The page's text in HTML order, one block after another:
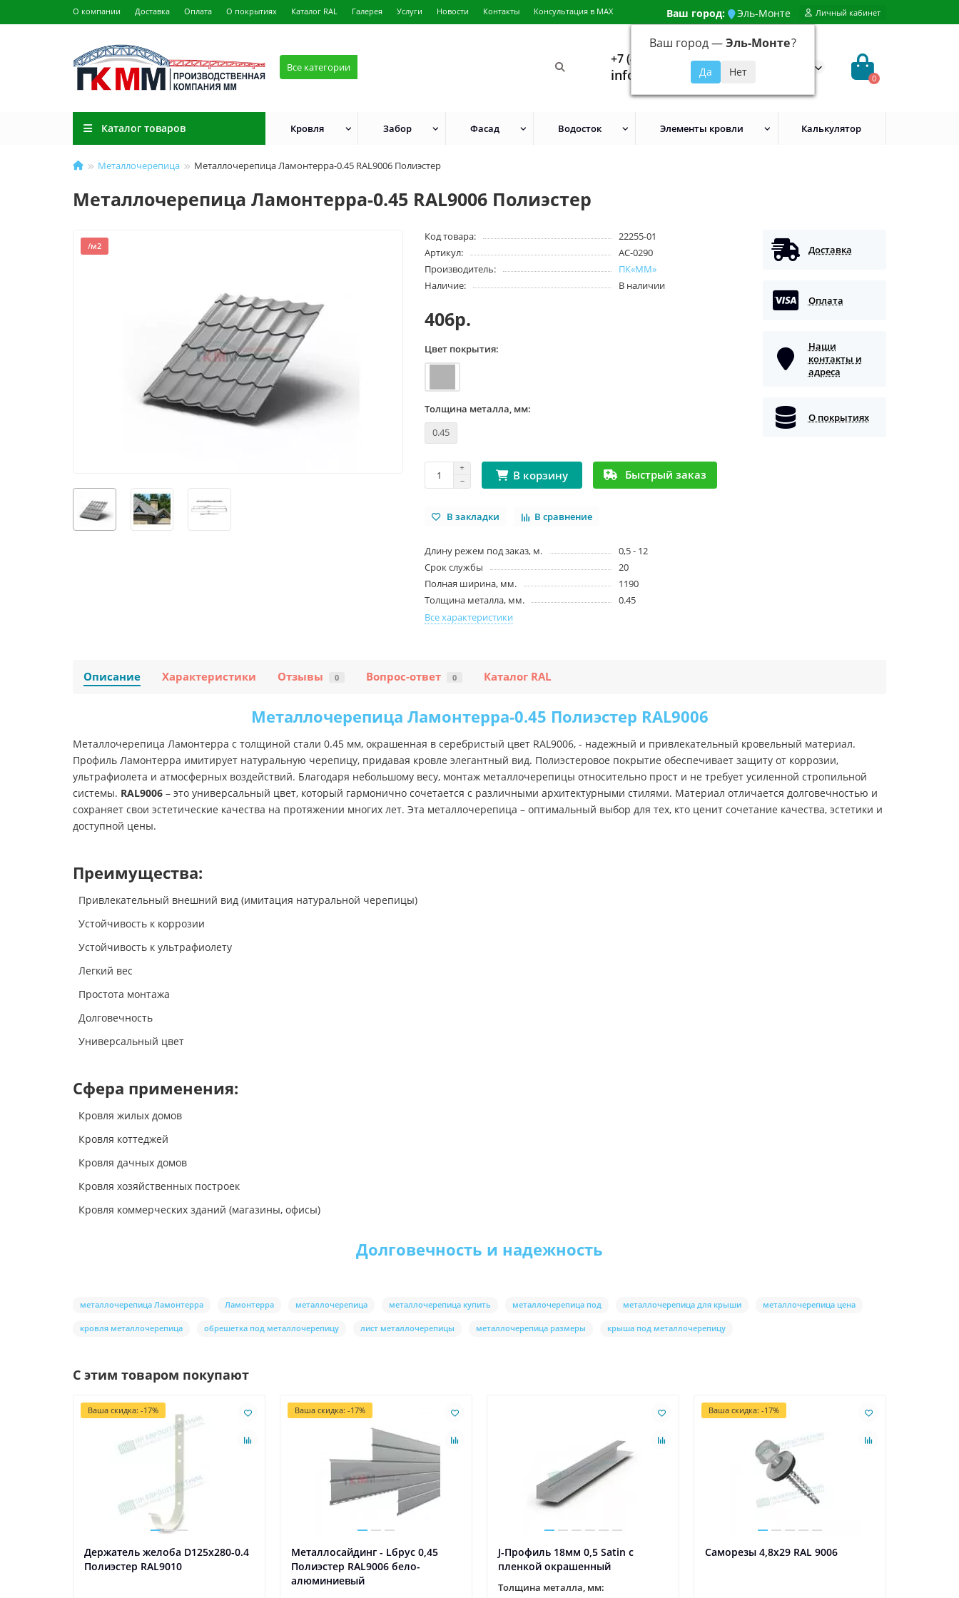
О компании Доставка Оплата О покрытиях Каталог RAL Галерея Услуги Новости Контакты Консультация в MAX Ваш город: Эль-Монте
Ваш город —Эль-Монте?
Личный кабинет
Все категории
+7 (499) 648-92-94
info@evroshtaketnikmoskva.ru 0
Каталог товаров Кровля Забор Фасад Водосток Элементы кровли Калькулятор
Металлочерепица Металлочерепица Ламонтерра-0.45 RAL9006 Полиэстер
Металлочерепица Ламонтерра-0.45 RAL9006 Полиэстер
/м2
Код товара:
22255-01
Артикул:
АС-0290
Производитель:
ПК«ММ»
Наличие:
В наличии
406р.
Цвет покрытия:
Толщина металла, мм:
0.45
В корзину Быстрый заказ
В закладки В сравнение
Длину режем под заказ, м.
0,5 - 12
Срок службы
20
Полная ширина, мм.
1190
Толщина металла, мм.
0.45
Все характеристики
Доставка
Оплата
Наши
контакты и
адреса
О покрытиях
Описание Характеристики Отзывы 0 Вопрос-ответ 0 Каталог RAL
Металлочерепица Ламонтерра-0.45 Полиэстер RAL9006
Металлочерепица Ламонтерра с толщиной стали 0.45 мм, окрашенная в серебристый цвет RAL9006, - надежный и привлекательный кровельный материал.
Профиль Ламонтерра имитирует натуральную черепицу, придавая кровле элегантный вид. Полиэстеровое покрытие обеспечивает защиту от коррозии,
ультрафиолета и атмосферных воздействий. Благодаря небольшому весу, монтаж металлочерепицы относительно прост и не требует усиленной стропильной
системы. RAL9006 – это универсальный цвет, который гармонично сочетается с различными архитектурными стилями. Материал отличается долговечностью и
сохраняет свои эстетические качества на протяжении многих лет. Эта металлочерепица – оптимальный выбор для тех, кто ценит сочетание качества, эстетики и
доступной цены.
Преимущества:
Привлекательный внешний вид (имитация натуральной черепицы)
Устойчивость к коррозии
Устойчивость к ультрафиолету
Легкий вес
Простота монтажа
Долговечность
Универсальный цвет
Сфера применения:
Кровля жилых домов
Кровля коттеджей
Кровля дачных домов
Кровля хозяйственных построек
Кровля коммерческих зданий (магазины, офисы)
Долговечность и надежность
металлочерепица Ламонтерра Ламонтерра металлочерепица металлочерепица купить металлочерепица под металлочерепица для крыши металлочерепица цена
кровля металлочерепица обрешетка под металлочерепицу лист металлочерепицы металлочерепица размеры крыша под металлочерепицу
С этим товаром покупают
Ваша скидка: -17%
Держатель желоба D125х280-0.4
Полиэстер RAL9010
Ваша скидка: -17%
Металлосайдинг - Lбрус 0,45
Полиэстер RAL9006 бело-
алюминиевый
J-Профиль 18мм 0,5 Satin с
пленкой окрашенный
Толщина металла, мм:
Ваша скидка: -17%
Саморезы 4,8х29 RAL 9006